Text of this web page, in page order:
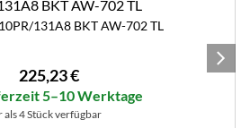
10.5/80-18 10PR/131A8 BKT AW-702 TL
225,23€
5–10 Werktage
als 4 Stück verfügbar